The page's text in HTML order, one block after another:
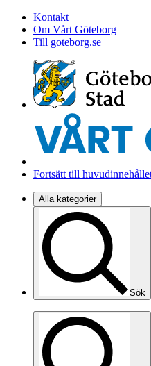
Kontakt
Om Vårt Göteborg
Till goteborg.se
Fortsätt till
Alla kategorier
Sök